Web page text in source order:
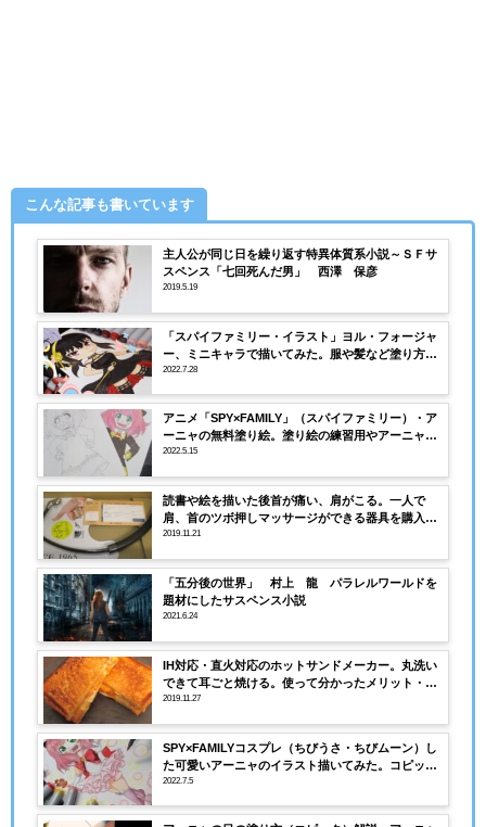
こんな記事も書いています
主人公が同じ日を繰り返す特異体質系小説～ＳＦサ
スペンス「七回死んだ男」 西澤 保彦
2019.5.19
「スパイファミリー・イラスト」ヨル・フォージャ
ー、ミニキャラで描いてみた。服や髪など塗り方、
コピック（色・番号）を解説！
2022.7.28
アニメ「SPY×FAMILY」（スパイファミリー）・ア
ーニャの無料塗り絵。塗り絵の練習用やアーニャの
描き方にも活用できる！
2022.5.15
読書や絵を描いた後首が痛い、肩がこる。一人で
肩、首のツボ押しマッサージができる器具を購入し
てみました。
2019.11.21
「五分後の世界」 村上 龍 パラレルワールドを
題材にしたサスペンス小説
2021.6.24
IH対応・直火対応のホットサンドメーカー。丸洗い
できて耳ごと焼ける。使って分かったメリット・デ
メリット！
2019.11.27
SPY×FAMILYコスプレ（ちびうさ・ちびムーン）し
た可愛いアーニャのイラスト描いてみた。コピック
塗り方の解説、紙や使用したコピック紹介
2022.7.5